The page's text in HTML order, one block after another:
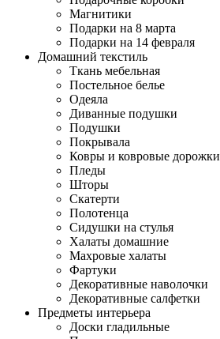
Магнитики
Подарки на 8 марта
Подарки на 14 февраля
Домашний текстиль
Ткань мебельная
Постельное белье
Одеяла
Диванные подушки
Подушки
Покрывала
Ковры и ковровые дорожки
Пледы
Шторы
Скатерти
Полотенца
Сидушки на стулья
Халаты домашние
Махровые халаты
Фартуки
Декоративные наволочки
Декоративные салфетки
Предметы интерьера
Доски гладильные